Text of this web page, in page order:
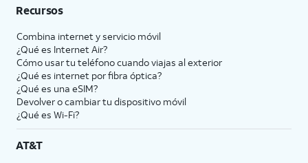
Recursos
Combina internet y servicio móvil
¿Qué es Internet Air?
Cómo usar tu teléfono cuando viajas al exterior
¿Qué es internet por fibra óptica?
¿Qué es una eSIM?
Devolver o cambiar tu dispositivo móvil
¿Qué es Wi-Fi?
AT&T